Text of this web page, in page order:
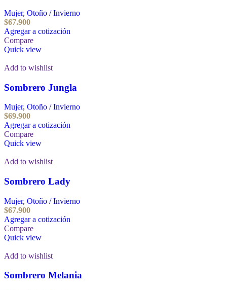
Mujer, Otoño / Invierno
$67.900
Agregar a cotización
Compare
Quick view
Add to wishlist
Sombrero Jungla
Mujer, Otoño / Invierno
$69.900
Agregar a cotización
Compare
Quick view
Add to wishlist
Sombrero Lady
Mujer, Otoño / Invierno
$67.900
Agregar a cotización
Compare
Quick view
Add to wishlist
Sombrero Melania